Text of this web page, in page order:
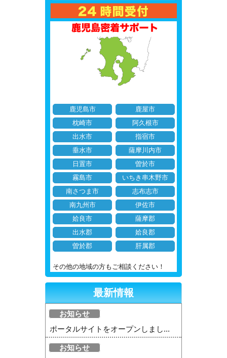
鹿児島市
鹿屋市
枕崎市
阿久根市
出水市
指宿市
垂水市
薩摩川内市
日置市
曽於市
霧島市
いちき串木野市
南さつま市
志布志市
南九州市
伊佐市
姶良市
薩摩郡
出水郡
姶良郡
曽於郡
肝属郡
その他の地域の方もご相談ください！
最新情報
お知らせ
ポータルサイトをオープンしまし...
お知らせ